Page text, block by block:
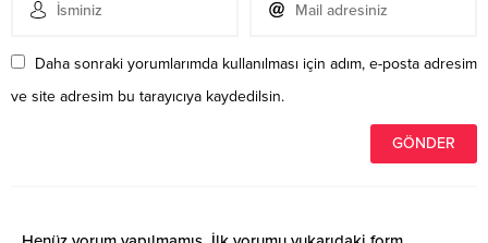
Daha sonraki yorumlarımda kullanılması için adım, e-posta adresim
ve site adresim bu tarayıcıya kaydedilsin.